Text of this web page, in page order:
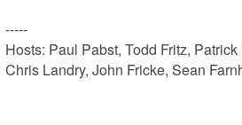
-----
Hosts: Paul Pabst, Todd Fritz,
Chris Landry, John Fricke, Sean